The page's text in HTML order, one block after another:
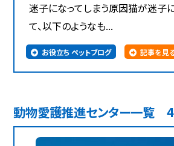
迷子になってしまう原因猫が迷子
て、以下のようなも...
お役立ち ペットブログ 記事を見
動物愛護推進センター一覧